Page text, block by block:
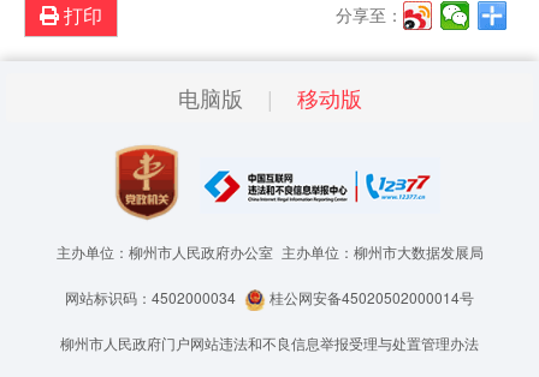
打印 分享至：
电脑版 移动版
主办单位：柳州市人民政府办公室 主办单位：柳州市大数据发展局
网站标识码：4502000034 桂公网安备45020502000014号
柳州市人民政府门户网站违法和不良信息举报受理与处置管理办法